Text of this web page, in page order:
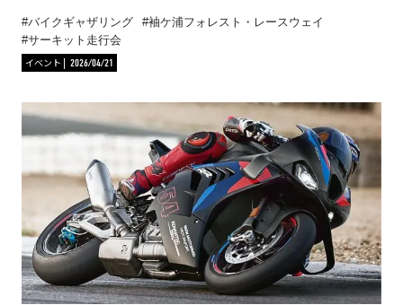
バイクギャザリング
袖ケ浦フォレスト・レースウェイ
サーキット走行会
イベント
2026/04/21